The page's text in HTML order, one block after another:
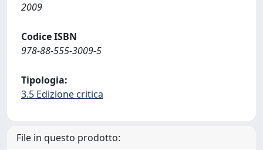
2009
Codice ISBN
978-88-555-3009-5
Tipologia:
3.5 Edizione critica
File in questo prodotto: